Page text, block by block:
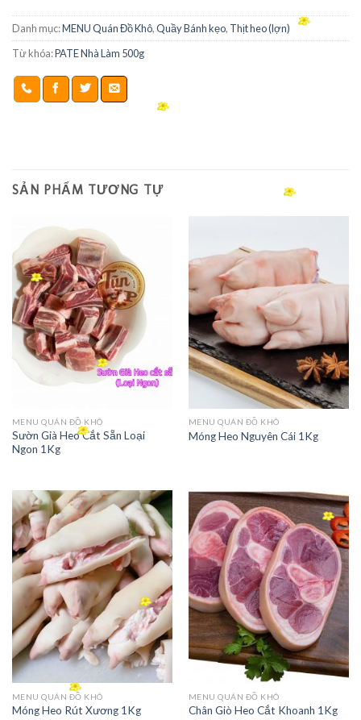
Danh mục:MENU Quán Đồ Khô,Quầy Bánh kẹo, Thịt heo (lợn)
Từ khóa:PATE Nhà Làm 500g
SẢN PHẨM TƯƠNG TỰ
MENU QUÁN ĐỒ KHÔ
Sườn Già Heo Cắt Sẵn Loại
Ngon 1Kg
MENU QUÁN ĐỒ KHÔ
Móng Heo Nguyên Cái 1Kg
MENU QUÁN ĐỒ KHÔ
Móng Heo Rút Xương 1Kg
MENU QUÁN ĐỒ KHÔ
Chân Giò Heo Cắt Khoanh 1Kg